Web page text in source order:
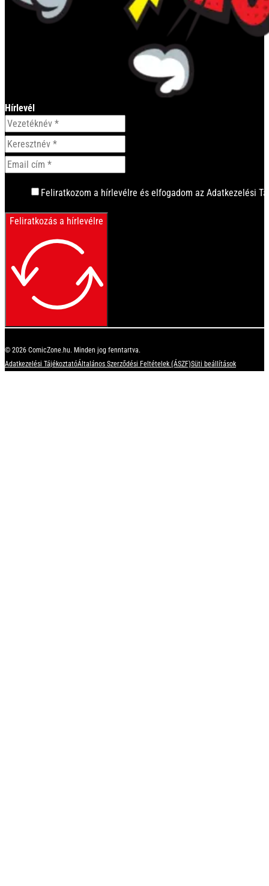
Hírlevél
Feliratkozom a hírlevélre és elfogadom az Adatkezelési
Feliratkozás a hírlevélre
© 2026 ComicZone.hu. Minden jog fenntartva.
Adatkezelési TájékoztatóÁltalános Szerződési Feltételek (ÁSZF)Süti beállítások